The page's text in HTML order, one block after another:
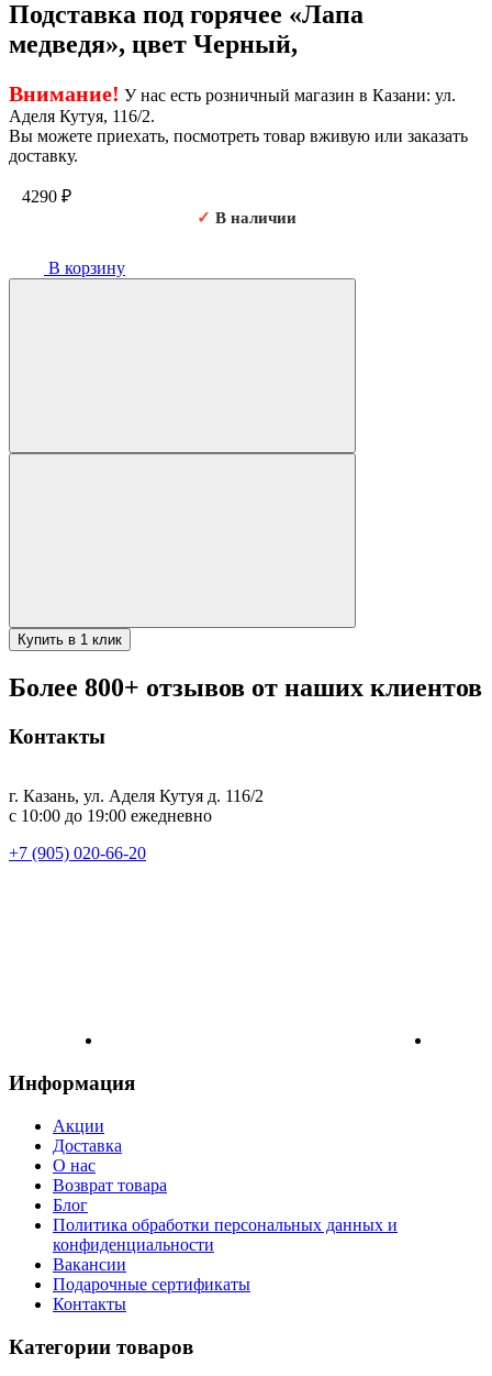
Подставка под горячее «Лапа
медведя», цвет Черный,
Внимание! У нас есть розничный магазин в Казани: ул.
Аделя Кутуя, 116/2.
Вы можете приехать, посмотреть товар вживую или заказать
доставку.
4290 ₽
✓ В наличии
В корзину
Купить в 1 клик
Более 800+ отзывов от наших клиентов
Контакты
г. Казань, ул. Аделя Кутуя д. 116/2
с 10:00 до 19:00 ежедневно
+7 (905) 020-66-20
Информация
Акции
Доставка
О нас
Возврат товара
Блог
Политика обработки персональных данных и
конфиденциальности
Вакансии
Подарочные сертификаты
Контакты
Категории товаров